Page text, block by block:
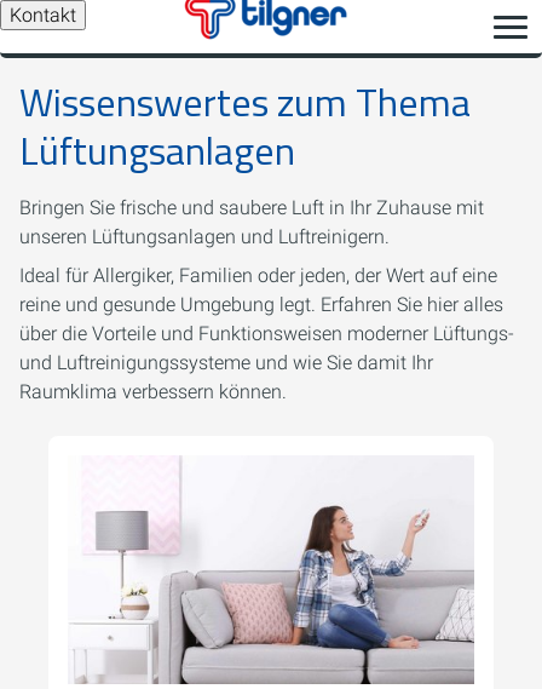
Kontakt
Wissenswertes zum Thema
Lüftungsanlagen
Bringen Sie frische und saubere Luft in Ihr Zuhause mit
unseren Lüftungsanlagen und Luftreinigern.
Ideal für Allergiker, Familien oder jeden, der Wert auf eine
reine und gesunde Umgebung legt. Erfahren Sie hier alles
über die Vorteile und Funktionsweisen moderner Lüftungs-
und Luftreinigungssysteme und wie Sie damit Ihr
Raumklima verbessern können.